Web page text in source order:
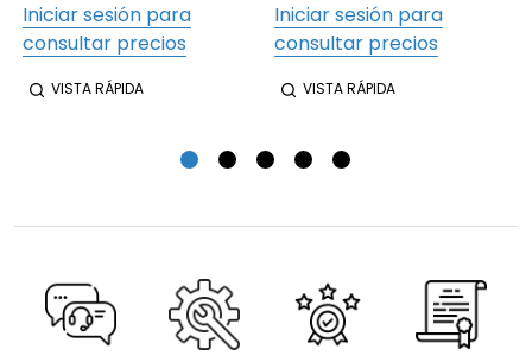
Iniciar sesión para
consultar precios
VISTA RÁPIDA
Iniciar sesión para
consultar precios
VISTA RÁPIDA